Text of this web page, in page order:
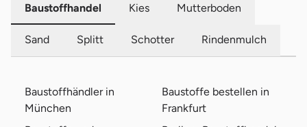
Baustoffhandel Kies Mutterboden
Sand Splitt Schotter Rindenmulch
Baustoffhändler in
München
Baustoffe bestellen in
Frankfurt